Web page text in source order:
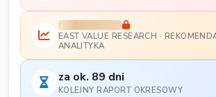
EAST VALUE RESEARCH ·
ANALITYKA
za ok. 89 dni
KOLEJNY RAPORT OKRESOWY